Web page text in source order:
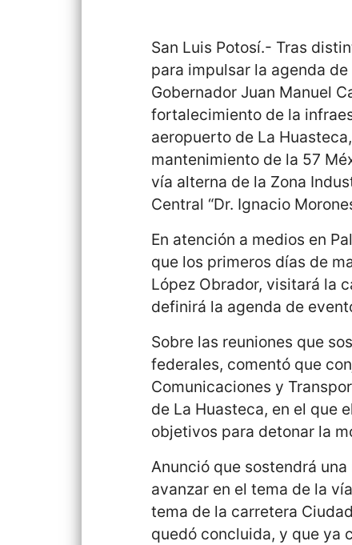
San Luis Potosí.- Tras
para impulsar la agenda
Gobernador Juan Manuel
fortalecimiento de la
aeropuerto de La
mantenimiento de la 57
vía alterna de la Zona
Central “Dr. Ignacio
En atención a medios en
que los primeros días de
López Obrador, visitará la
definirá la agenda de
Sobre las reuniones que
federales, comentó que
Comunicaciones y
de La Huasteca, en el que
objetivos para detonar la
Anunció que sostendrá
avanzar en el tema de la
tema de la carretera
quedó concluida, y que ya